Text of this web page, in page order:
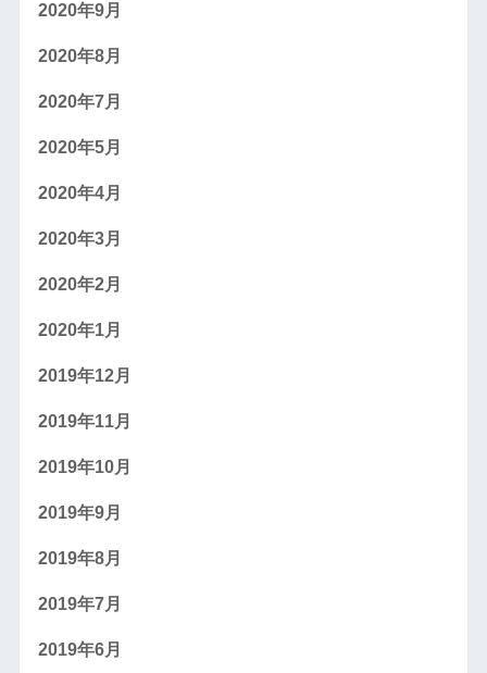
2020年9月
2020年8月
2020年7月
2020年5月
2020年4月
2020年3月
2020年2月
2020年1月
2019年12月
2019年11月
2019年10月
2019年9月
2019年8月
2019年7月
2019年6月